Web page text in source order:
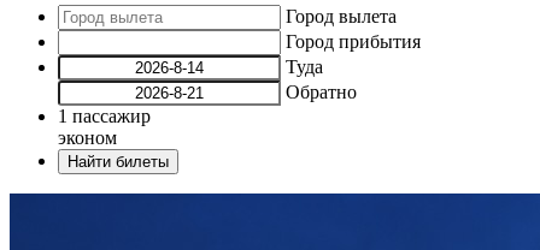
Город вылета
Город прибытия
Туда
Обратно
1 пассажир
эконом
Найти билеты